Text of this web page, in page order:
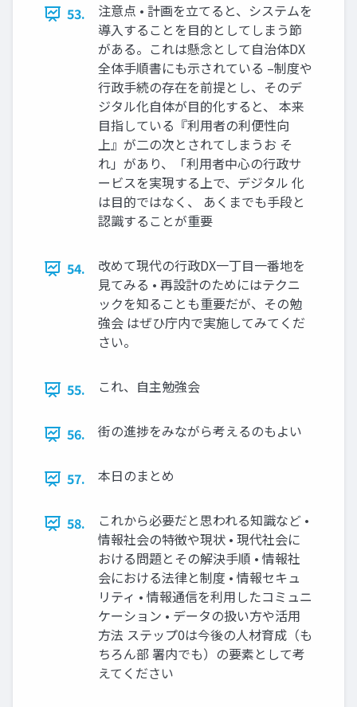
53.
注意点 • 計画を立てると、システムを
導入することを目的としてしまう節
がある。これは懸念として自治体DX
全体手順書にも示されている –制度や
行政手続の存在を前提とし、そのデ
ジタル化自体が目的化すると、 本来
目指している『利用者の利便性向
上』が二の次とされてしまうお そ
れ」があり、「利用者中心の行政サ
ービスを実現する上で、デジタル 化
は目的ではなく、 あくまでも手段と
認識することが重要
54.
改めて現代の行政DX一丁目一番地を
見てみる • 再設計のためにはテクニ
ックを知ることも重要だが、その勉
強会 はぜひ庁内で実施してみてくだ
さい。
55. これ、自主勉強会
56. 街の進捗をみながら考えるのもよい
57. 本日のまとめ
58.
これから必要だと思われる知識など •
情報社会の特徴や現状 • 現代社会に
おける問題とその解決手順 • 情報社
会における法律と制度 • 情報セキュ
リティ • 情報通信を利用したコミュニ
ケーション • データの扱い方や活用
方法 ステップ0は今後の人材育成（も
ちろん部 署内でも）の要素として考
えてください